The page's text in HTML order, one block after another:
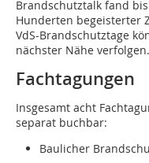
Brandschutztalk fand
Hunderten begeisterter
VdS-Brandschutztage
nächster Nähe verfolgen.
Fachtagungen
Insgesamt acht
separat buchbar:
Baulicher